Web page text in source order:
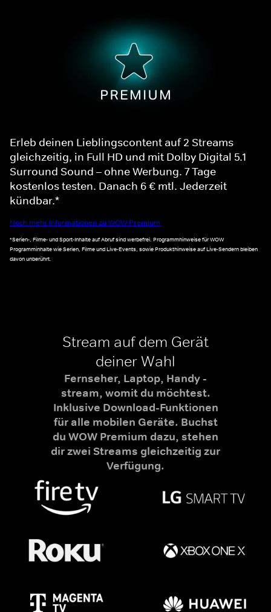
Erleb deinen Lieblingscontent auf 2 Streams
gleichzeitig, in Full HD und mit Dolby Digital 5.1
Surround Sound – ohne Werbung. 7 Tage
kostenlos testen. Danach 6 € mtl. Jederzeit
kündbar.*
Noch mehr Informationen zu WOW Premium
*Serien-, Filme- und Sport-Inhalte auf Abruf sind werbefrei. Programmhinweise für WOW
Programminhalte wie Serien, Filme und Live-Events, sowie Produkthinweise auf Live-Sendern bleiben
davon unberührt.
Stream auf dem Gerät
deiner Wahl
Fernseher, Laptop, Handy -
stream, womit du möchtest.
Inklusive Download-Funktionen
für alle mobilen Geräte. Buchst
du WOW Premium dazu, stehen
dir zwei Streams gleichzeitig zur
Verfügung.